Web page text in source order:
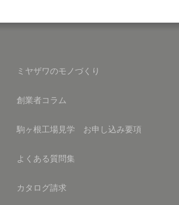
ミヤザワのモノづくり
創業者コラム
駒ヶ根工場見学 お申し込み要項
よくある質問集
カタログ請求